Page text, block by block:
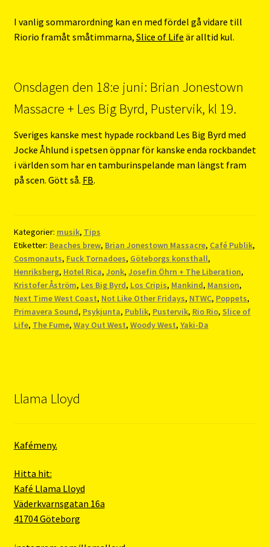
I vanlig sommarordning kan en med fördel gå vidare till
Riorio framåt småtimmarna, Slice of Life är alltid kul.
Onsdagen den 18:e juni: Brian Jonestown
Massacre + Les Big Byrd, Pustervik, kl 19.
Sveriges kanske mest hypade rockband Les Big Byrd med
Jocke Åhlund i spetsen öppnar för kanske enda rockbandet
i världen som har en tamburinspelande man längst fram
på scen. Gött så. FB.
Kategorier: musik, Tips
Etiketter: Beaches brew, Brian Jonestown Massacre, Café Publik,
Cosmonauts, Fuck Tornadoes, Göteborgs konsthall,
Henriksberg, Hotel Rica, Jonk, Josefin Öhrn + The Liberation,
Kristofer Åström, Les Big Byrd, Los Cripis, Mankind, Mansion,
Next Time West Coast, Not Like Other Fridays, NTWC, Poppets,
Primavera Sound, Psykjunta, Publik, Pustervik, Rio Rio, Slice of
Life, The Fume, Way Out West, Woody West, Yaki-Da
Llama Lloyd
Kafémeny.
Hitta hit:
Kafé Llama Lloyd
Väderkvarnsgatan 16a
41704 Göteborg